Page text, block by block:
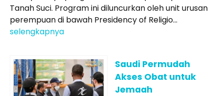
Tanah Suci. Program ini diluncurkan oleh unit urusan
perempuan di bawah Presidency of Religio...
selengkapnya
Saudi Permudah
Akses Obat untuk
Jemaah